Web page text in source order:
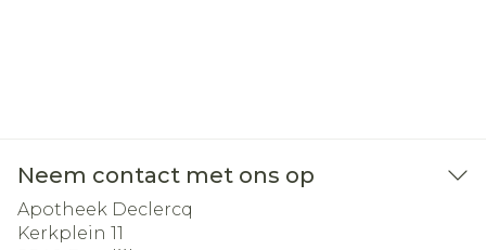
Neem contact met ons op
Apotheek Declercq
Kerkplein 11